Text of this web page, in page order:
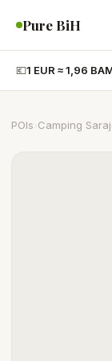
Pure BiH
💶1 EUR ≈ 1,96
POIs Camping